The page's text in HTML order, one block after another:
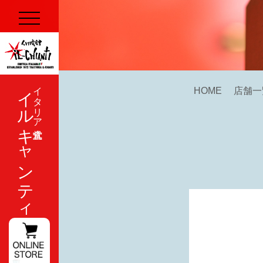
イタリア式食堂
イルキャンティ HOME 店舗